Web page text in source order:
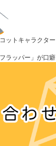
ットキャラクター
ラッパー」が口癖